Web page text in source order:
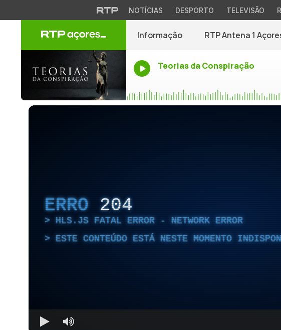
NOTÍCIAS DESPORTO TELEVISÃO
Informação RTP Antena 1
Teorias da Conspiração
ERRO 204
HLS.JS FATAL ERROR - NETWORK ERROR
ESTE CONTEÚDO ESTÁ NESTE MOMENTO